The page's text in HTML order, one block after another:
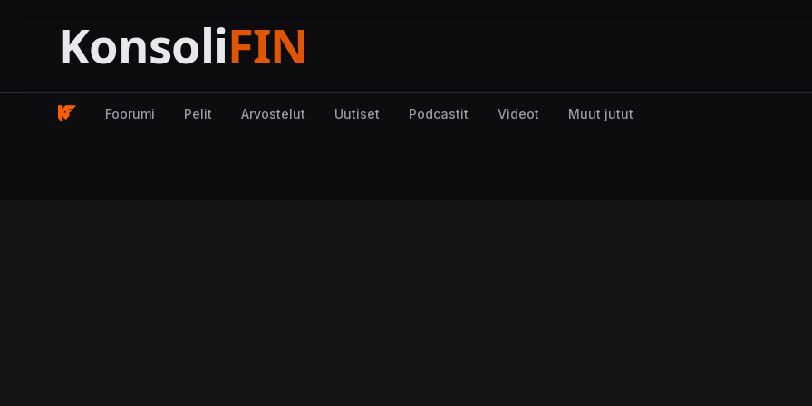
Foorumi Pelit Arvostelut Uutiset Podcastit Videot Muut jutut